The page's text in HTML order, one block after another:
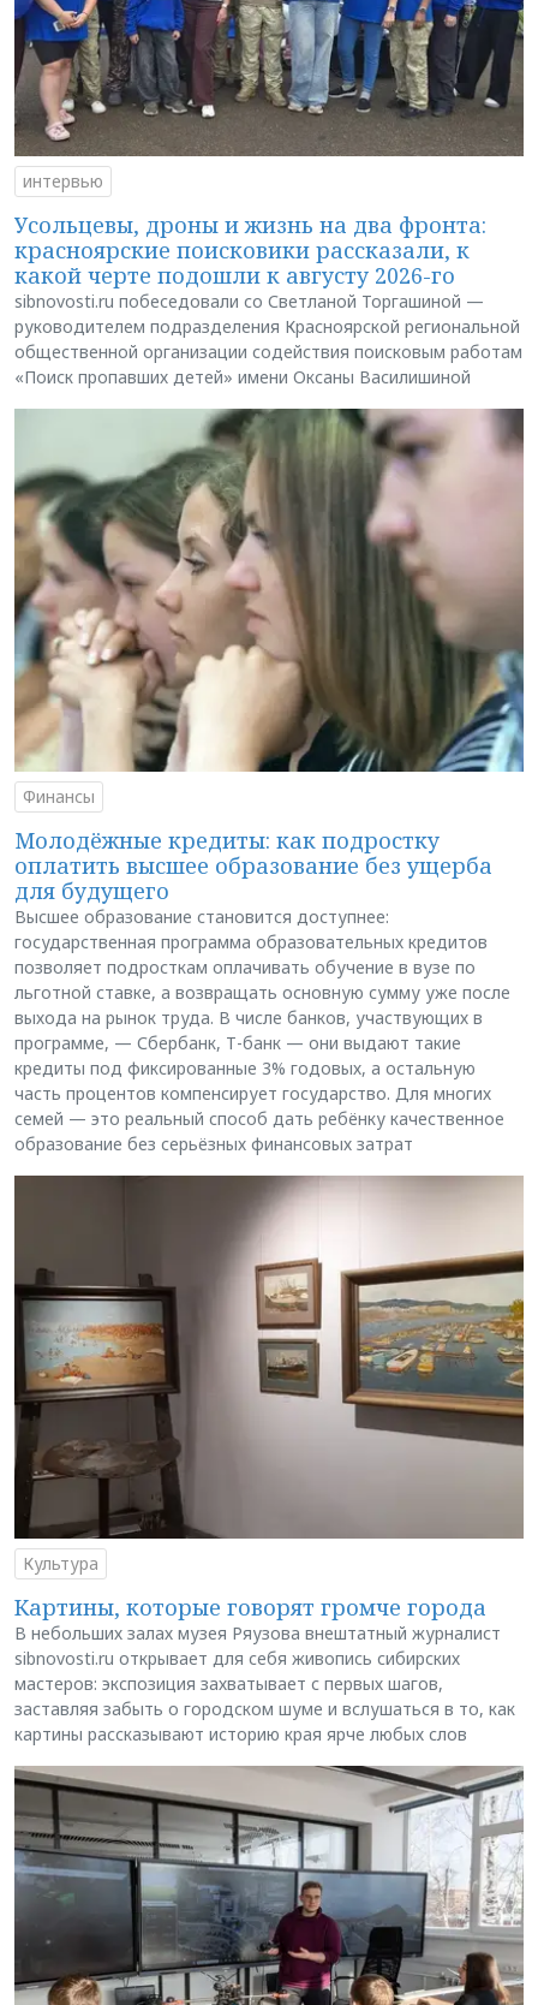
интервью
Усольцевы, дроны и жизнь на два фронта:
красноярские поисковики рассказали, к
какой черте подошли к августу 2026-го
sibnovosti.ru побеседовали со Светланой Торгашиной —
руководителем подразделения Красноярской региональной
общественной организации содействия поисковым работам
«Поиск пропавших детей» имени Оксаны Василишиной
Финансы
Молодёжные кредиты: как подростку
оплатить высшее образование без ущерба
для будущего
Высшее образование становится доступнее:
государственная программа образовательных кредитов
позволяет подросткам оплачивать обучение в вузе по
льготной ставке, а возвращать основную сумму уже после
выхода на рынок труда. В числе банков, участвующих в
программе, — Сбербанк, Т-банк — они выдают такие
кредиты под фиксированные 3% годовых, а остальную
часть процентов компенсирует государство. Для многих
семей — это реальный способ дать ребёнку качественное
образование без серьёзных финансовых затрат
Культура
Картины, которые говорят громче города
В небольших залах музея Ряузова внештатный журналист
sibnovosti.ru открывает для себя живопись сибирских
мастеров: экспозиция захватывает с первых шагов,
заставляя забыть о городском шуме и вслушаться в то, как
картины рассказывают историю края ярче любых слов